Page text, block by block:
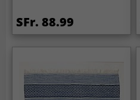
SFr. 88.99